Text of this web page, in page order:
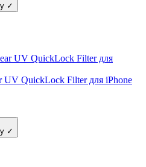
✓
QuickLock Filter для iPhone
✓